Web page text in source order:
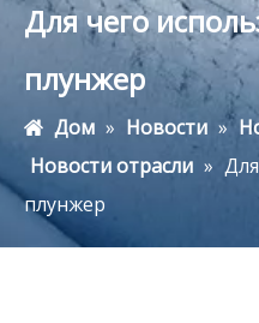
Для чего
плунжер
Дом » Новости »
Новости отрасли »
плунжер